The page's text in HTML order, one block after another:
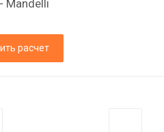
Mandelli
расчет